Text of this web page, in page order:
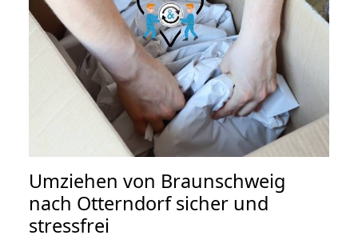
Umziehen von Braunschweig
nach Otterndorfsicher und
stressfrei